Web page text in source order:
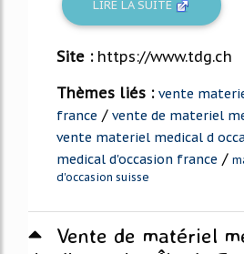
LIRE LA SUITE
Site : https://www.tdg.ch
Thèmes liés : vente
france / vente de materiel
vente materiel medical d
medical d'occasion france /
d'occasion suisse
Vente de matériel